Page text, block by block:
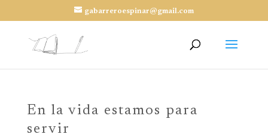
gabarreroespinar@gmail.com
En la vida estamos para
servir